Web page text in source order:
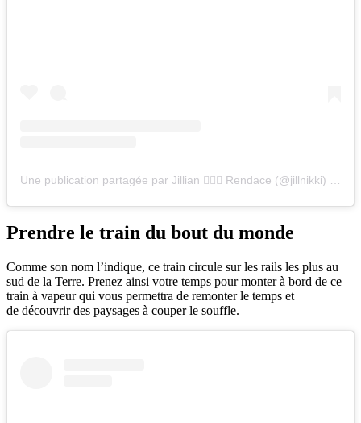
Une publication partagée par Jillian 🤸🏻‍♀️ Rendace (@jillnikki)
Prendre le train du bout du monde
Comme son nom l’indique, ce train circule sur les rails les plus au
sud de la Terre. Prenez ainsi votre temps pour monter à bord de ce
train à vapeur qui vous permettra de remonter le temps et
de découvrir des paysages à couper le souffle.